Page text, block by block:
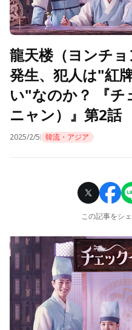
龍天楼（ヨンチ
発生、犯人は"紅
い"なのか？ 『チ
ニャン）』第2話
2025/2/5 韓流・アジア
この記事をシ